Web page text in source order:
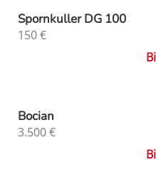
Spornkuller DG 100
150€
Bocian
3.500€